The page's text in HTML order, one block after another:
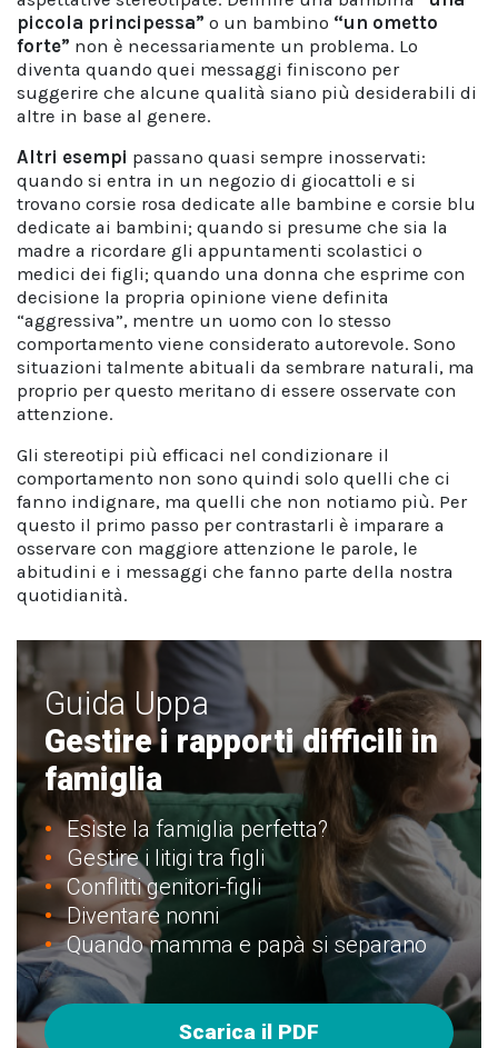
piccola principessa” o un bambino “un ometto
forte” non è necessariamente un problema. Lo
diventa quando quei messaggi finiscono per
suggerire che alcune qualità siano più desiderabili di
altre in base al genere.
Altri esempi passano quasi sempre inosservati:
quando si entra in un negozio di giocattoli e si
trovano corsie rosa dedicate alle bambine e corsie blu
dedicate ai bambini; quando si presume che sia la
madre a ricordare gli appuntamenti scolastici o
medici dei figli; quando una donna che esprime con
decisione la propria opinione viene definita
“aggressiva”, mentre un uomo con lo stesso
comportamento viene considerato autorevole. Sono
situazioni talmente abituali da sembrare naturali, ma
proprio per questo meritano di essere osservate con
attenzione.
Gli stereotipi più efficaci nel condizionare il
comportamento non sono quindi solo quelli che ci
fanno indignare, ma quelli che non notiamo più. Per
questo il primo passo per contrastarli è imparare a
osservare con maggiore attenzione le parole, le
abitudini e i messaggi che fanno parte della nostra
quotidianità.
Guida Uppa
Gestire i rapporti difficili in
famiglia
Esiste la famiglia perfetta?
Gestire i litigi tra figli
Conflitti genitori-figli
Diventare nonni
Quando mamma e papà si separano
Scarica il PDF